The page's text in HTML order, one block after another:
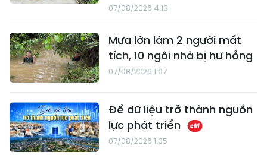
07/08/2026 4:13
Mưa lớn làm 2 người mất
tích, 10 ngôi nhà bị hư hỏng
07/08/2026 1:07
Để dữ liệu trở thành nguồn
lực phát triển
07/08/2026 1:05